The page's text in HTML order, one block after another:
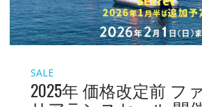
SALE
2025年 価格改定前 フ